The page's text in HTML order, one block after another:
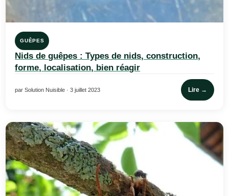
GUÊPES
Nids de guêpes : Types de nids, construction,
forme, localisation, bien réagir
par Solution Nuisible · 3 juillet 2023 Lire →